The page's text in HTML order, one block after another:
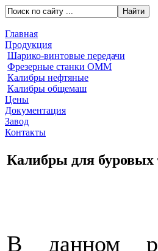
Главная
Продукция
Шарико-винтовые передачи
Фрезерные станки ОММ
Калибры нефтяные
Калибры общемаш
Цены
Документация
Завод
Контакты
Калибры для буровых
В данном